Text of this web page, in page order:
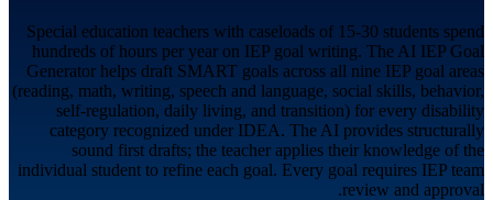
Special education teachers with caseloads of 15-30 students spend
hundreds of hours per year on IEP goal writing. The AI IEP Goal
Generator helps draft SMART goals across all nine IEP goal areas
(reading, math, writing, speech and language, social skills, behavior,
self-regulation, daily living, and transition) for every disability
category recognized under IDEA. The AI provides structurally
sound first drafts; the teacher applies their knowledge of the
individual student to refine each goal. Every goal requires IEP team
review and approval.